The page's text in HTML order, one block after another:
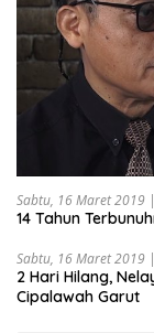
Sabtu, 16 Maret 2019
14 Tahun
Sabtu, 16 Maret 2019
2 Hari Hilang,
Cipalawah Garut